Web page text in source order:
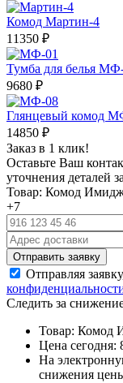
Комод Мартин-4
11350 ₽
Тумба для белья
9680 ₽
Глянцевый комод
14850 ₽
Заказ в 1 клик!
Оставьте Ваш
уточнения деталей
Товар: Комод
+7
Отправляя
Следить за
Товар: Комод
Цена сегодня:
На
снижения